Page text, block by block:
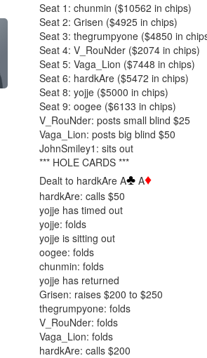
Seat 1: chunmin ($10562 in chips)
Seat 2: Grisen ($4925 in chips)
Seat 3: thegrumpyone ($4850 in
Seat 4: V_RouNder ($2074 in chips)
Seat 5: Vaga_Lion ($7448 in chips)
Seat 6: hardkAre ($5472 in chips)
Seat 8: yojje ($5000 in chips)
Seat 9: oogee ($6133 in chips)
V_RouNder: posts small blind $25
Vaga_Lion: posts big blind $50
JohnSmiley1: sits out
*** HOLE CARDS ***
Dealt to hardkAre A♣ A♦
hardkAre: calls $50
yojje has timed out
yojje: folds
yojje is sitting out
oogee: folds
chunmin: folds
yojje has returned
Grisen: raises $200 to $250
thegrumpyone: folds
V_RouNder: folds
Vaga_Lion: folds
hardkAre: calls $200